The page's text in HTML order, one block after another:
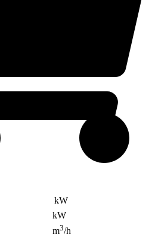
kW
kW
m3/h